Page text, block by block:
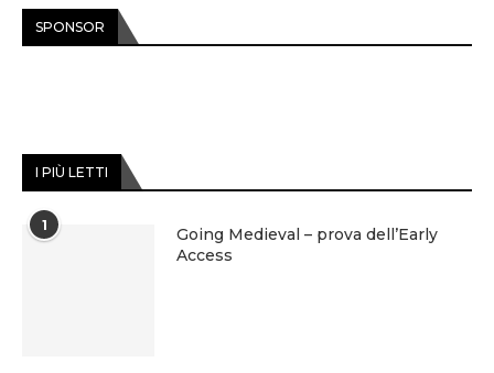
SPONSOR
I PIÙ LETTI
1
Going Medieval – prova dell’Early
Access